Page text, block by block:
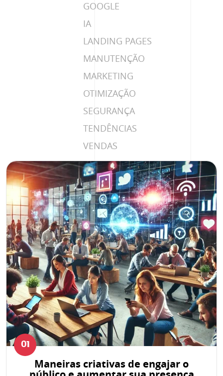
GOOGLE
IA
LANDING PAGES
MANUTENÇÃO
MARKETING
OTIMIZAÇÃO
SEGURANÇA
TENDÊNCIAS
VENDAS
01
Maneiras criativas de engajar o